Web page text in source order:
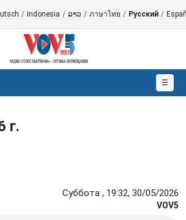
/ Indonesia / ລາວ / ภาษาไทย / Русский /
☰
г.
Суббота , 19:32, 30/05/2026
VOV5